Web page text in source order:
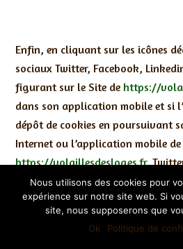
Enfin, en cliquant sur les icônes
sociaux Twitter, Facebook,
figurant sur le Site de https://
dans son application mobile et si
dépôt de cookies en poursuivant
Internet ou l’application mobile de
https://volaillesdesloges.fr,
Google Plus peuvent également
vos terminaux (ordinateur,
Nous utilisons des cookies pour
expérience sur notre site web. Si
site, nous supposerons que
Ok
Politique de